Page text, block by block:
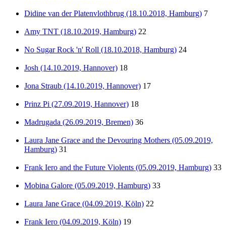
Didine van der Platenvlothbrug (18.10.2018, Hamburg) 7
Amy TNT (18.10.2019, Hamburg) 22
No Sugar Rock 'n' Roll (18.10.2018, Hamburg) 24
Josh (14.10.2019, Hannover) 18
Jona Straub (14.10.2019, Hannover) 17
Prinz Pi (27.09.2019, Hannover) 18
Madrugada (26.09.2019, Bremen) 36
Laura Jane Grace and the Devouring Mothers (05.09.2019,
Hamburg) 31
Frank Iero and the Future Violents (05.09.2019, Hamburg) 33
Mobina Galore (05.09.2019, Hamburg) 33
Laura Jane Grace (04.09.2019, Köln) 22
Frank Iero (04.09.2019, Köln) 19